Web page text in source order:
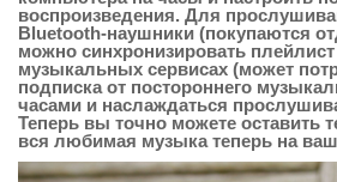
воспроизведения. Для
Bluetooth-наушники (покупаются
можно синхронизировать
музыкальных сервисах (может
подписка от постороннего
часами и наслаждаться
Теперь вы точно можете оставить
вся любимая музыка теперь на